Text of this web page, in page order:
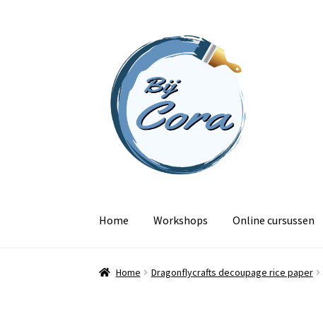
naar
navigatie
inhoud
Home Workshops Online cursussen
Home Dragonflycrafts decoupage rice paper